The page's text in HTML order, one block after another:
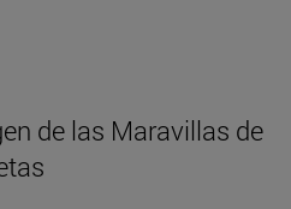
de las Maravillas de